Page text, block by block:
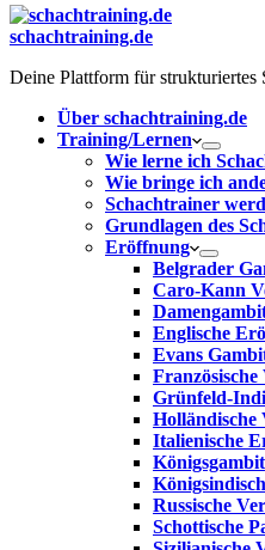
schachtraining.de
Deine Plattform für strukturiertes
Über schachtraining.de
Training/Lernen
Wie lerne ich
Wie bringe ich
Schachtrainer
Grundlagen des
Eröffnung
Belgrader
Caro-Kann
Englische
Evans
Grünfeld-
Holländische
Italienische
Königsgambit
Königsindisch
Russische
Schottische